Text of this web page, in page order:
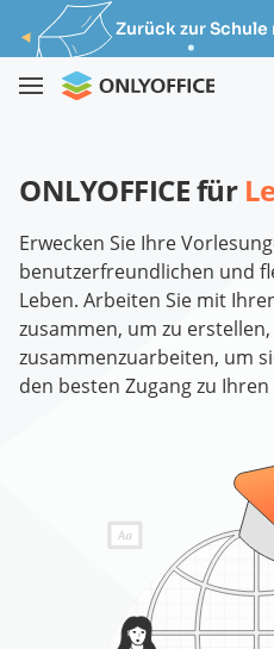
Zurück zur Schule
ONLYOFFICE für
Erwecken Sie Ihre
benutzerfreundlichen und
Leben. Arbeiten Sie mit
zusammen, um zu
zusammenzuarbeiten, um
den besten Zugang zu